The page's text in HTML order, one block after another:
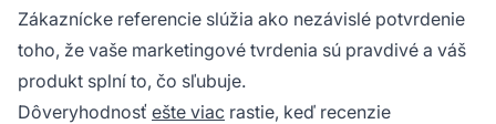
Zákaznícke referencie slúžia ako nezávislé potvrdenie
toho, že vaše marketingové tvrdenia sú pravdivé a váš
produkt splní to, čo sľubuje.
Dôveryhodnosť ešte viac rastie, keď recenzie